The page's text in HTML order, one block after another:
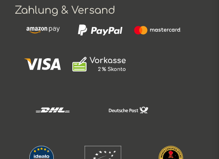
Zahlung & Versand